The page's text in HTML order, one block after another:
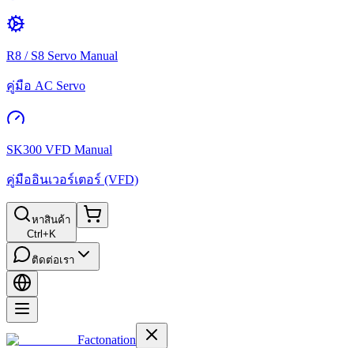
R8 / S8 Servo Manual
คู่มือ AC Servo
SK300 VFD Manual
คู่มืออินเวอร์เตอร์ (VFD)
หาสินค้า
Ctrl+K
ติดต่อเรา
Factonation